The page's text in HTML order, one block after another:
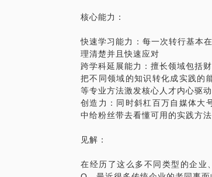
核心能力：
快速学习能力：每一次转行基本
理清楚并且快速应对
跨学科延展能力：擅长领域包括
把不同领域的知识转化成实践的
等专业方法激发核心人才内心驱动
创造力：同时斜杠百万自媒体大
中给粉丝带去看懂可用的实践方法
见解：
在经历了这么多不同类型的企业